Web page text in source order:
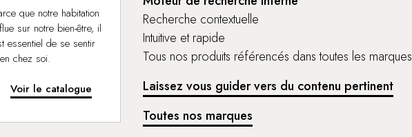
que notre habitation
sur notre bien-être, il
essentiel de se sentir
chez soi.
Voir le catalogue
Recherche contextuelle
Intuitive et rapide
Tous nos produits référencés dans toutes les marques
Laissez vous guider vers du contenu pertinent
Toutes nos marques